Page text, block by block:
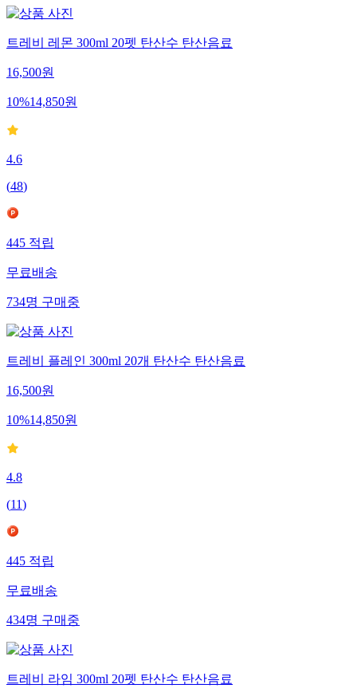
트레비 레몬 300ml 20펫 탄산수 탄산음료
16,500원
10%14,850원
4.6
(48)
445적립
무료배송
734명구매중
트레비 플레인 300ml 20개 탄산수 탄산음료
16,500원
10%14,850원
4.8
(11)
445적립
무료배송
434명구매중
트레비 라임 300ml 20펫 탄산수 탄산음료